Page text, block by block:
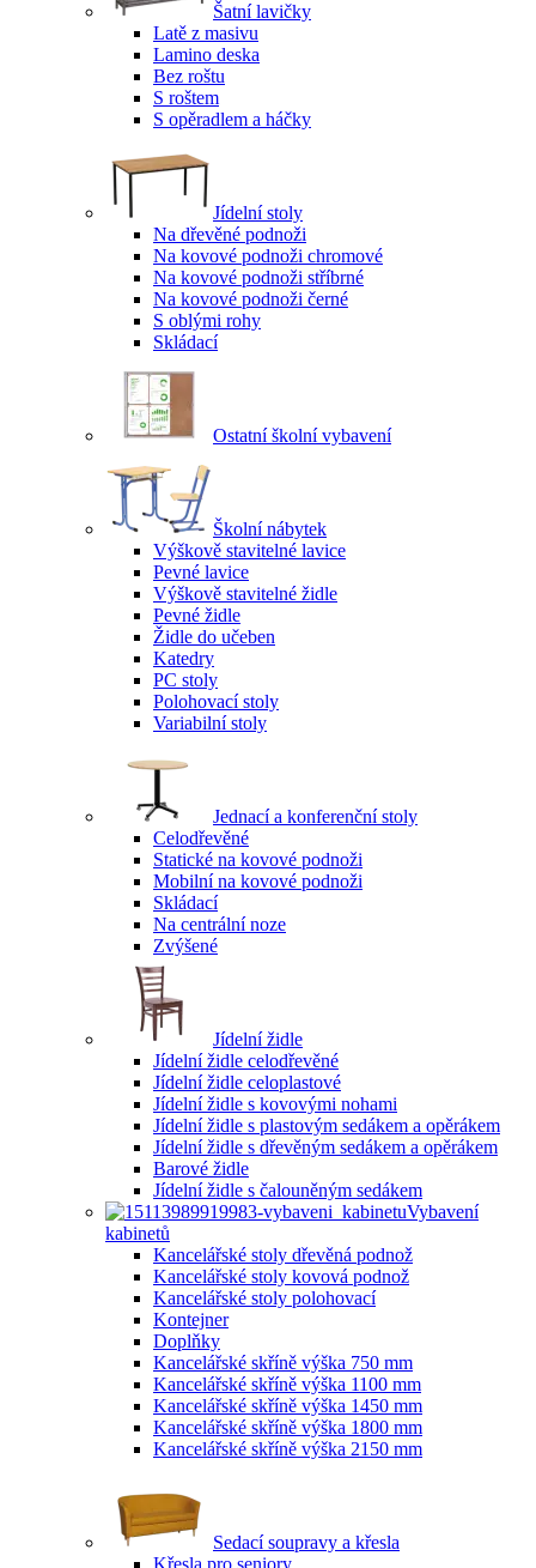
Šatní lavičky
Latě z masivu
Lamino deska
Bez roštu
S roštem
S opěradlem a háčky
Jídelní stoly
Na dřevěné podnoži
Na kovové podnoži chromové
Na kovové podnoži stříbrné
Na kovové podnoži černé
S oblými rohy
Skládací
Ostatní školní vybavení
Školní nábytek
Výškově stavitelné lavice
Pevné lavice
Výškově stavitelné židle
Pevné židle
Židle do učeben
Katedry
PC stoly
Polohovací stoly
Variabilní stoly
Jednací a konferenční stoly
Celodřevěné
Statické na kovové podnoži
Mobilní na kovové podnoži
Skládací
Na centrální noze
Zvýšené
Jídelní židle
Jídelní židle celodřevěné
Jídelní židle celoplastové
Jídelní židle s kovovými nohami
Jídelní židle s plastovým sedákem a opěrákem
Jídelní židle s dřevěným sedákem a opěrákem
Barové židle
Jídelní židle s čalouněným sedákem
Vybavení
kabinetů
Kancelářské stoly dřevěná podnož
Kancelářské stoly kovová podnož
Kancelářské stoly polohovací
Kontejner
Doplňky
Kancelářské skříně výška 750 mm
Kancelářské skříně výška 1100 mm
Kancelářské skříně výška 1450 mm
Kancelářské skříně výška 1800 mm
Kancelářské skříně výška 2150 mm
Sedací soupravy a křesla
Křesla pro seniory